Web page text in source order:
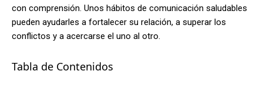
con comprensión. Unos hábitos de comunicación saludables
pueden ayudarles a fortalecer su relación, a superar los
conflictos y a acercarse el uno al otro.
Tabla de Contenidos